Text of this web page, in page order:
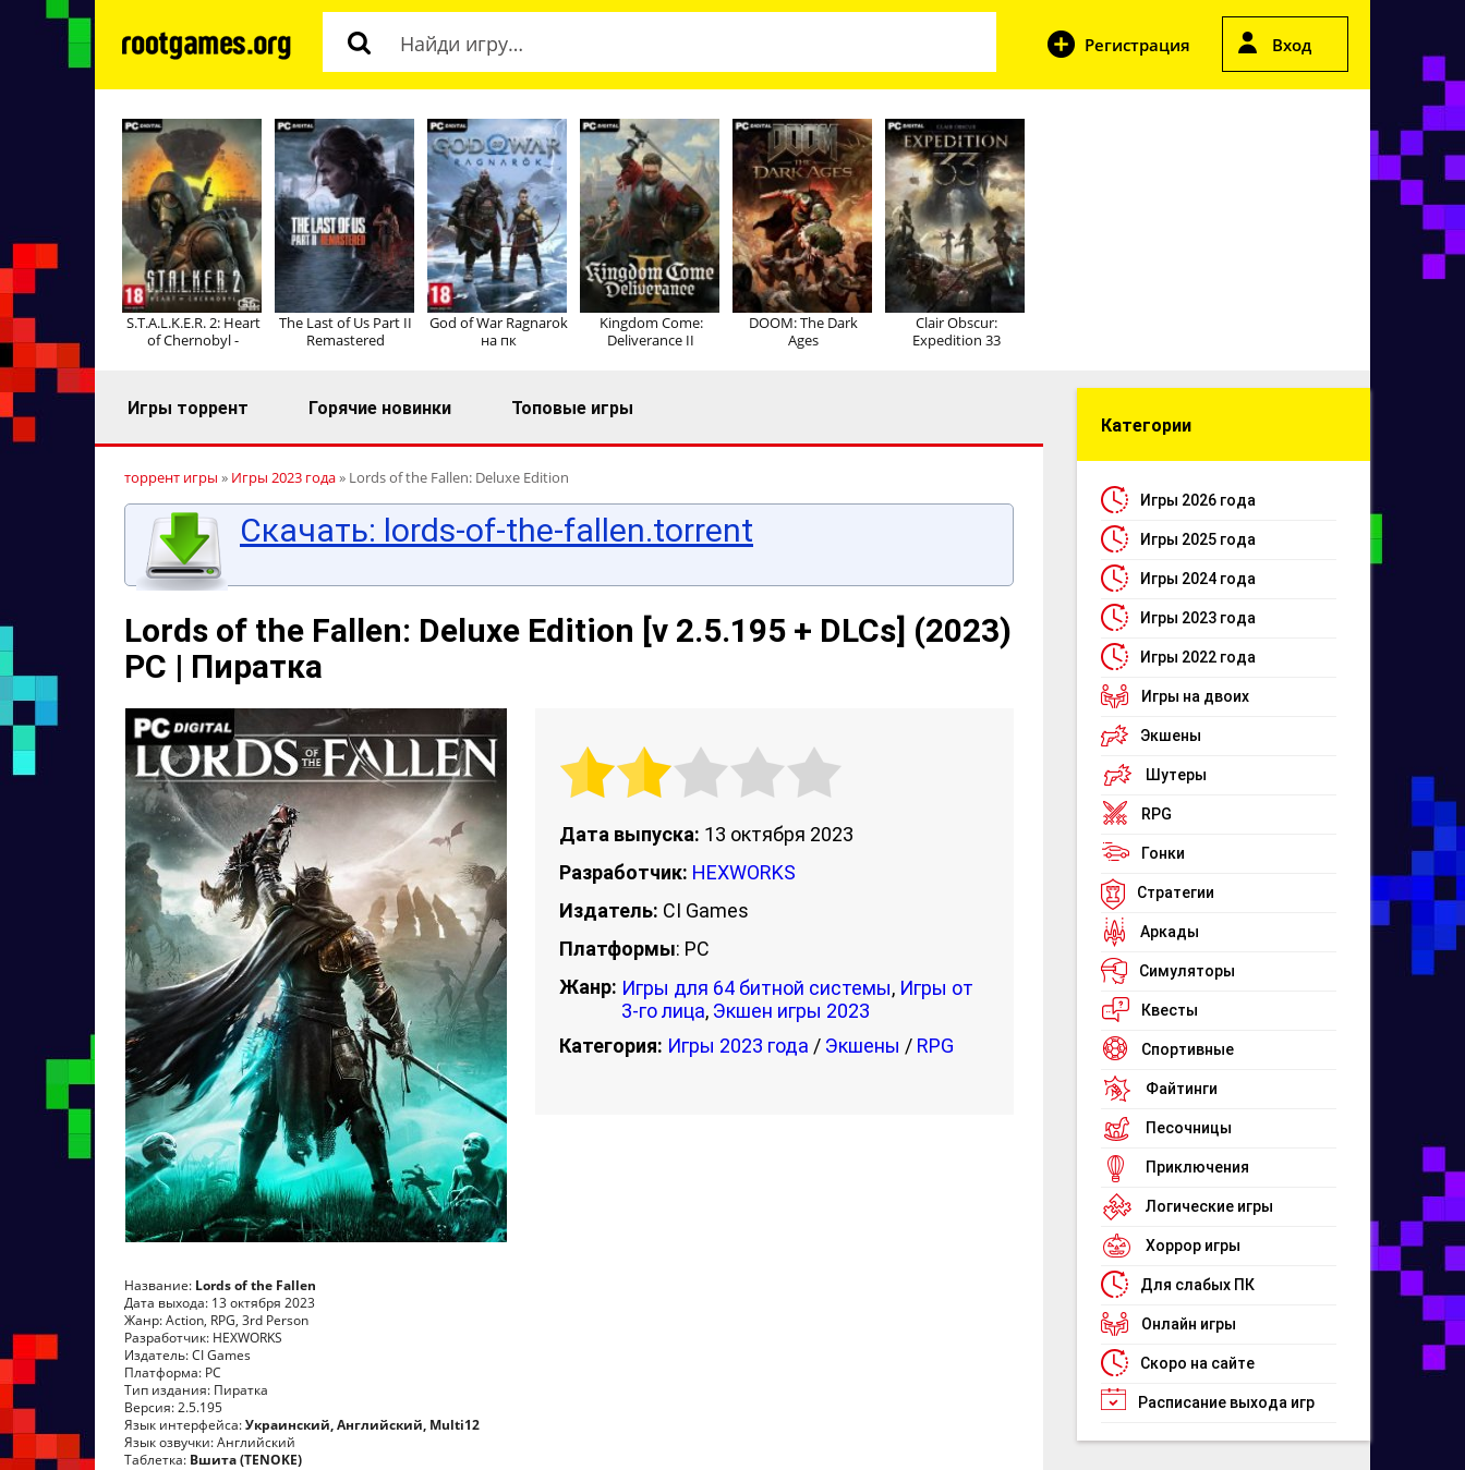
Регистрация Вход
S.T.A.L.K.E.R. 2: Heart
of Chernobyl -
The Last of Us Part II
Remastered
God of War Ragnarok
на пк
Kingdom Come:
Deliverance II
DOOM: The Dark
Ages
Clair Obscur:
Expedition 33
Игры торрент Горячие новинки Топовые игры
торрент игры » Игры 2023 года» Lords of the Fallen: Deluxe Edition
Скачать: lords-of-the-fallen.torrent
Lords of the Fallen: Deluxe Edition [v 2.5.195 + DLCs] (2023)
PC | Пиратка
Дата выпуска: 13 октября 2023
Разработчик: HEXWORKS
Издатель: CI Games
Платформы: PC
Жанр: Игры для 64 битной системы, Игры от
3-го лица, Экшен игры 2023
Категория: Игры 2023 года / Экшены / RPG
Название: Lords of the Fallen
Дата выхода: 13 октября 2023
Жанр: Action, RPG, 3rd Person
Разработчик: HEXWORKS
Издатель: CI Games
Платформа: PC
Тип издания: Пиратка
Версия: 2.5.195
Язык интерфейса:Украинский, Английский, Multi12
Язык озвучки: Английский
Таблетка: Вшита (TENOKE)
Категории
Игры 2026 года
Игры 2025 года
Игры 2024 года
Игры 2023 года
Игры 2022 года
Игры на двоих
Экшены
Шутеры
RPG
Гонки
Стратегии
Аркады
Симуляторы
Квесты
Спортивные
Файтинги
Песочницы
Приключения
Логические игры
Хоррор игры
Для слабых ПК
Онлайн игры
Скоро на сайте
Расписание выхода игр